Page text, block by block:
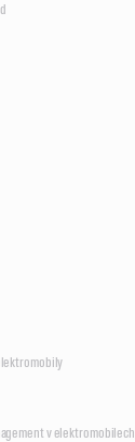
v elektromobilech